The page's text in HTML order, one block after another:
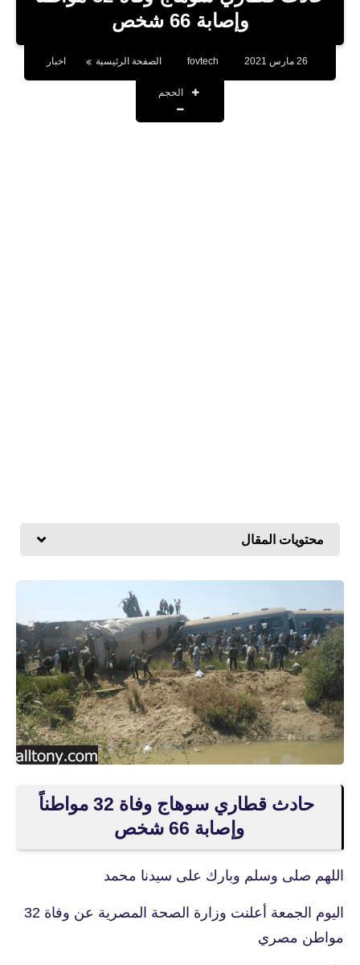
بلوجر
وإصابة 66 شخص
fovtech الصفحة الرئيسية اخبار
الحجم
محتويات المقال
حادث قطاري سوهاج وفاة 32 مواطناً
وإصابة 66 شخص
اللهم صلى وسلم وبارك على سيدنا محمد
اليوم الجمعة أعلنت وزارة الصحة المصرية عن وفاة 32
مواطن مصري